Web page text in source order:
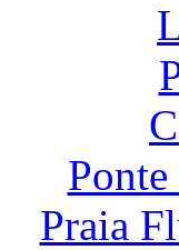
Praia